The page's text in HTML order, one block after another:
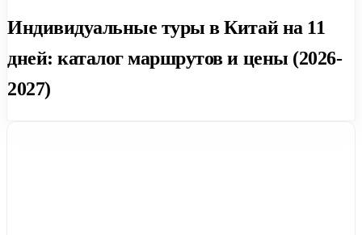
Индивидуальные туры в Китай на 11
дней: каталог маршрутов и цены (2026-
2027)